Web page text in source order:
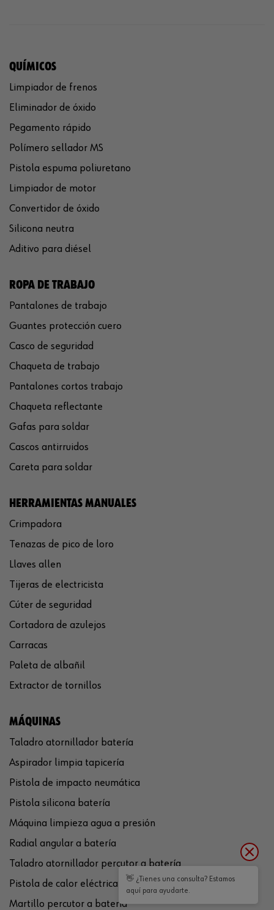
QUÍMICOS
Limpiador de frenos
Eliminador de óxido
Pegamento rápido
Polímero sellador MS
Pistola espuma poliuretano
Limpiador de motor
Convertidor de óxido
Silicona neutra
Aditivo para diésel
ROPA DE TRABAJO
Pantalones de trabajo
Guantes protección cuero
Casco de seguridad
Chaqueta de trabajo
Pantalones cortos trabajo
Chaqueta reflectante
Gafas para soldar
Cascos antirruidos
Careta para soldar
HERRAMIENTAS MANUALES
Crimpadora
Tenazas de pico de loro
Llaves allen
Tijeras de electricista
Cúter de seguridad
Cortadora de azulejos
Carracas
Paleta de albañil
Extractor de tornillos
MÁQUINAS
Taladro atornillador batería
Aspirador limpia tapicería
Pistola de impacto neumática
Pistola silicona batería
Máquina limpieza agua a presión
Radial angular a batería
Taladro atornillador percutor a batería
Pistola de calor eléctrica
Martillo percutor a batería
👋 ¿Tienes una consulta? Estamos
aquí para ayudarte.